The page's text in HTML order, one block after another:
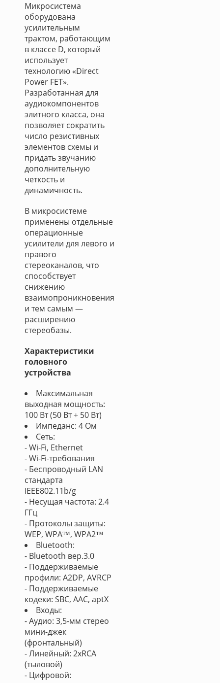
Микросистема
оборудована
усилительным
трактом, работающим
в классе D, который
использует
технологию «Direct
Power FET».
Разработанная для
аудиокомпонентов
элитного класса, она
позволяет сократить
число резистивных
элементов схемы и
придать звучанию
дополнительную
четкость и
динамичность.
В микросистеме
применены отдельные
операционные
усилители для левого и
правого
стереоканалов, что
способствует
снижению
взаимопроникновения
и тем самым —
расширению
стереобазы.
Характеристики
головного
устройства
Максимальная
выходная мощность:
100 Вт (50 Вт + 50 Вт)
Импеданс: 4 Ом
Сеть:
- Wi-Fi, Ethernet
- Wi-Fi-требования
- Беспроводный LAN
стандарта
IEEE802.11b/g
- Несущая частота: 2.4
ГГц
- Протоколы защиты:
WEP, WPA™, WPA2™
Bluetooth:
- Bluetooth вер.3.0
- Поддерживаемые
профили: A2DP, AVRCP
- Поддерживаемые
кодеки: SBC, AAC, aptX
Входы:
- Аудио: 3,5-мм стерео
мини-джек
(фронтальный)
- Линейный: 2хRCA
(тыловой)
- Цифровой: